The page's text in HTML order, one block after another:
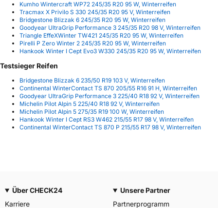
Kumho Wintercraft WP72 245/35 R20 95 W, Winterreifen
Tracmax X Privilo S 330 245/35 R20 95 V, Winterreifen
Bridgestone Blizzak 6 245/35 R20 95 W, Winterreifen
Goodyear UltraGrip Performance 3 245/35 R20 98 V, Winterreifen
Triangle EffeXWinter TW421 245/35 R20 95 W, Winterreifen
Pirelli P Zero Winter 2 245/35 R20 95 W, Winterreifen
Hankook Winter I Cept Evo3 W330 245/35 R20 95 W, Winterreifen
Testsieger Reifen
Bridgestone Blizzak 6 235/50 R19 103 V, Winterreifen
Continental WinterContact TS 870 205/55 R16 91 H, Winterreifen
Goodyear UltraGrip Performance 3 225/40 R18 92 V, Winterreifen
Michelin Pilot Alpin 5 225/40 R18 92 V, Winterreifen
Michelin Pilot Alpin 5 275/35 R19 100 W, Winterreifen
Hankook Winter I Cept RS3 W462 215/55 R17 98 V, Winterreifen
Continental WinterContact TS 870 P 215/55 R17 98 V, Winterreifen
Über CHECK24
Karriere
Unsere Partner
Partnerprogramm